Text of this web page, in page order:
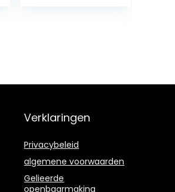
Verklaringen
Privacybeleid
algemene voorwaarden
Gelieerde
openbaarmaking